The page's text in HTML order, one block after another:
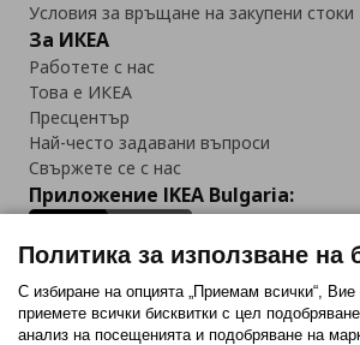
Условия за връщане на закупени стоки
За ИКЕА
Работете с нас
Това е ИКЕА
Пресцентър
Най-често задавани въпроси
Свържете се с нас
Приложение IKEA Bulgaria:
Последвайте ни:
Политика за използване на
С избиране на опцията „Приемам всички“,
приемете всички бисквитки с цел
анализ на посещенията и подобряване на